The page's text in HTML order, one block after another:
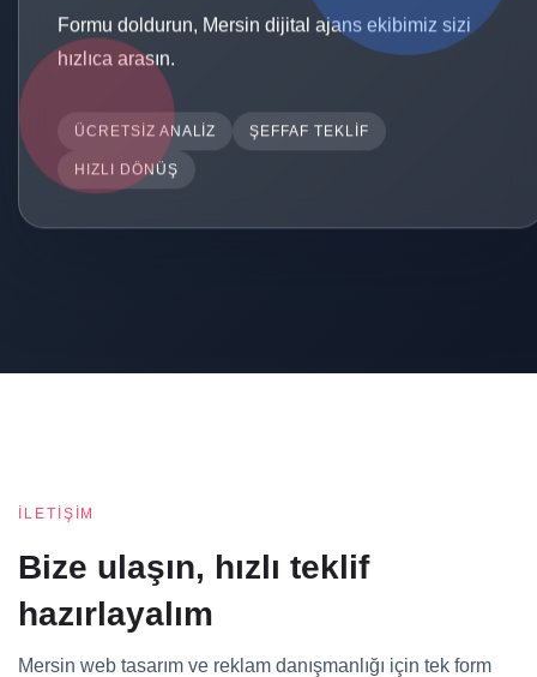
Formu doldurun, Mersin dijital ajans ekibimiz sizi
hızlıca arasın.
ÜCRETSIZ ANALIZ ŞEFFAF TEKLIF
HIZLI DÖNÜŞ
İLETIŞIM
Bize ulaşın, hızlı teklif
hazırlayalım
Mersin web tasarım ve reklam danışmanlığı için tek form